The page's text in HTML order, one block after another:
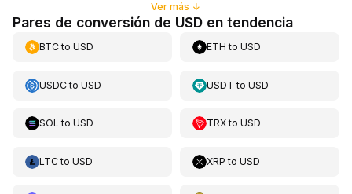
Ver más ↓
Pares de conversión de USD en tendencia
BTCto USD ETH toUSD
USDCto USD USDT toUSD
SOL to USD TRXtoUSD
LTCto USD XRP toUSD